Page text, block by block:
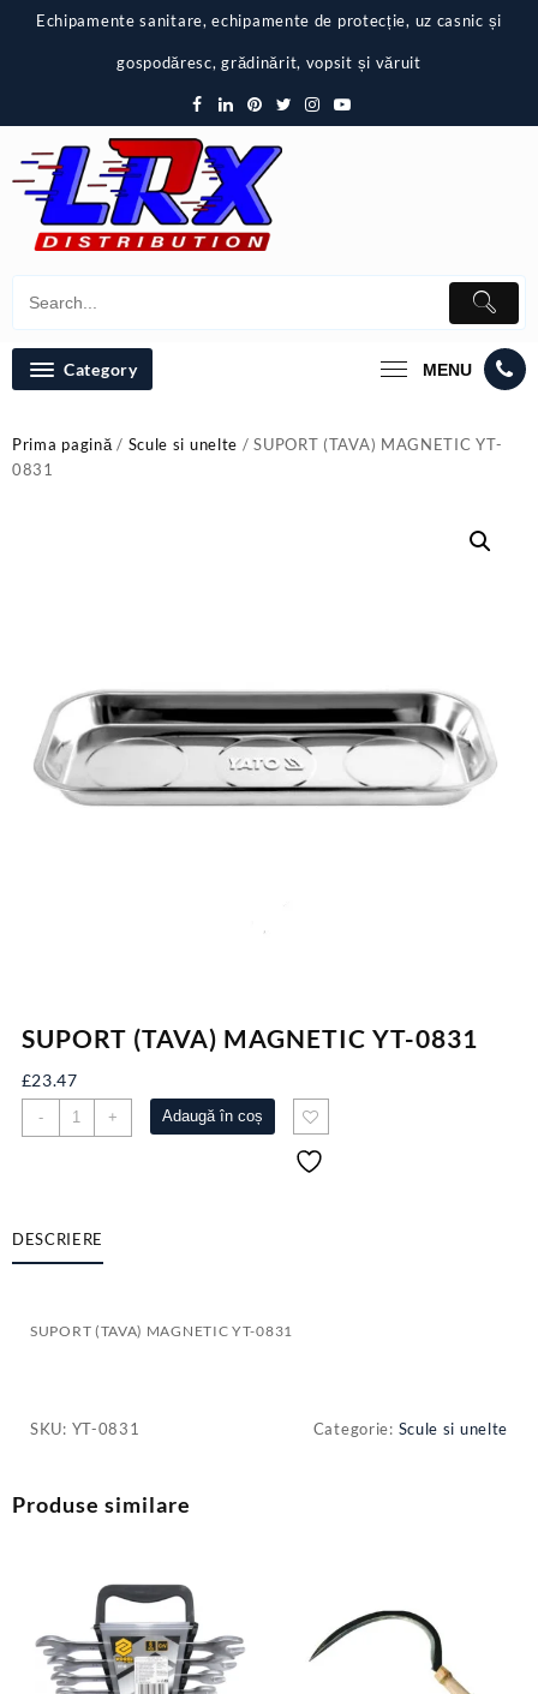
Echipamente sanitare, echipamente de protecție, uz casnic și
gospodăresc, grădinărit, vopsit și văruit
Category MENU
Prima pagină/ Scule si unelte / SUPORT (TAVA) MAGNETIC YT-
0831
SUPORT (TAVA) MAGNETIC YT-0831
£23.47
-
Cantitate
SUPORT
0831
+ Adaugă în coș
DESCRIERE
SUPORT (TAVA) MAGNETIC YT-0831
SKU: YT-0831 Categorie: Scule si unelte
Produse similare